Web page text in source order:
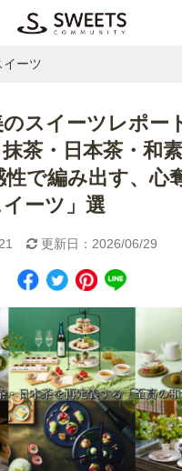
イーツ
のスイーツレポー
茶・日本茶・和
で編み出す、心
イーツ」選
更新日：2026/06/29